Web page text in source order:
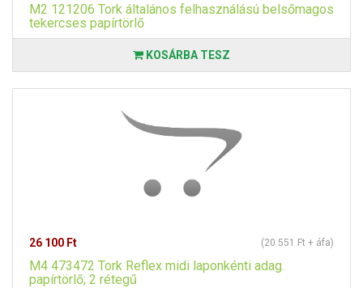
M2 121206 Tork általános felhasználású belsőmagos
tekercses papírtörlő
KOSÁRBA TESZ
26 100 Ft (20 551 Ft + áfa)
M4 473472 Tork Reflex midi laponkénti adag.
papírtörlő; 2 rétegű